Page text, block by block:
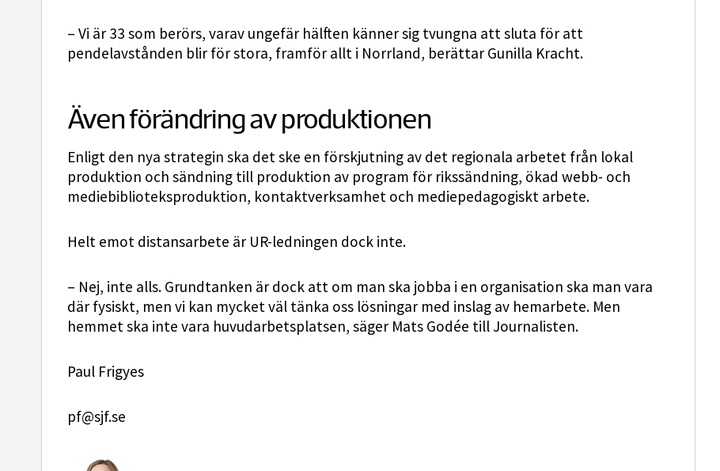
– Vi är 33 som berörs, varav ungefär hälften känner sig tvungna att sluta för att
pendelavstånden blir för stora, framför allt i Norrland, berättar Gunilla Kracht.
Även förändring av produktionen
Enligt den nya strategin ska det ske en förskjutning av det regionala arbetet från lokal
produktion och sändning till produktion av program för rikssändning, ökad webb- och
mediebiblioteksproduktion, kontaktverksamhet och mediepedagogiskt arbete.
Helt emot distansarbete är UR-ledningen dock inte.
– Nej, inte alls. Grundtanken är dock att om man ska jobba i en organisation ska man vara
där fysiskt, men vi kan mycket väl tänka oss lösningar med inslag av hemarbete. Men
hemmet ska inte vara huvudarbetsplatsen, säger Mats Godée till Journalisten.
Paul Frigyes
pf@sjf.se